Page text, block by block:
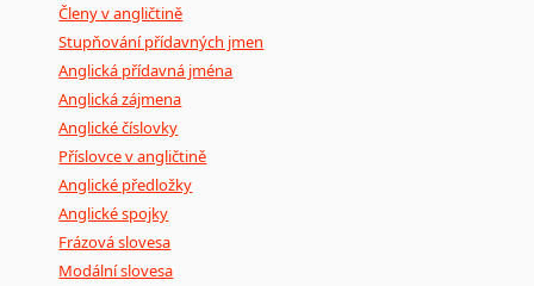
Členy v angličtině
Stupňování přídavných jmen
Anglická přídavná jména
Anglická zájmena
Anglické číslovky
Příslovce v angličtině
Anglické předložky
Anglické spojky
Frázová slovesa
Modální slovesa